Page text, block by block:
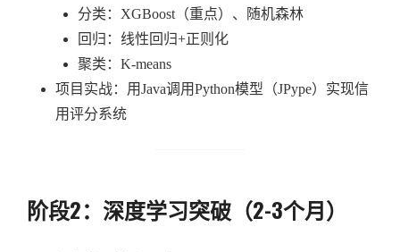
分类：XGBoost（重点）、随机森林
回归：线性回归+正则化
聚类：K-means
项目实战：用Java调用Python模型（JPype）实现信
用评分系统
阶段2：深度学习突破（2-3个月）